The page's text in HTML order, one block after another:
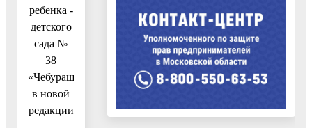
ребенка -
детского
сада №
38
«Чебурашка»
в новой
редакции